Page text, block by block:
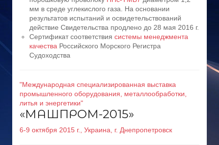
мм в среде углекислого газа. На основании
результатов испытаний и освидетельствований
действие Свидетельства продлено до 28 мая 2016 г.
Сертификат соответствия системы менеджмента
качества Российского Морского Регистра
Судоходства
"Международная специализированная выставка
промышленного оборудования, металлообработки,
литья и энергетики"
«МАШПРОМ-2015»
6-9 октября 2015 г., Украина, г. Днепропетровск